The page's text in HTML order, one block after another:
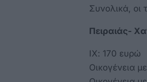
Συνολικά, οι
Πειραιάς-
ΙΧ: 170 ευρώ
Οικογένεια